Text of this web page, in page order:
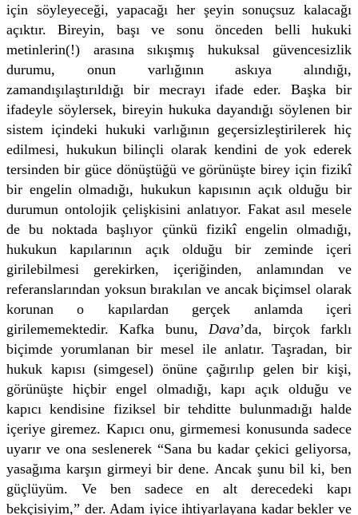
için söyleyeceği, yapacağı her şeyin sonuçsuz kalacağı
açıktır. Bireyin, başı ve sonu önceden belli hukuki
metinlerin(!) arasına sıkışmış hukuksal güvencesizlik
durumu, onun varlığının askıya alındığı,
zamandışılaştırıldığı bir mecrayı ifade eder. Başka bir
ifadeyle söylersek, bireyin hukuka dayandığı söylenen bir
sistem içindeki hukuki varlığının geçersizleştirilerek hiç
edilmesi, hukukun bilinçli olarak kendini de yok ederek
tersinden bir güce dönüştüğü ve görünüşte birey için fizikî
bir engelin olmadığı, hukukun kapısının açık olduğu bir
durumun ontolojik çelişkisini anlatıyor. Fakat asıl mesele
de bu noktada başlıyor çünkü fizikî engelin olmadığı,
hukukun kapılarının açık olduğu bir zeminde içeri
girilebilmesi gerekirken, içeriğinden, anlamından ve
referanslarından yoksun bırakılan ve ancak biçimsel olarak
korunan o kapılardan gerçek anlamda içeri
girilememektedir. Kafka bunu, Dava’da, birçok farklı
biçimde yorumlanan bir mesel ile anlatır. Taşradan, bir
hukuk kapısı (simgesel) önüne çağırılıp gelen bir kişi,
görünüşte hiçbir engel olmadığı, kapı açık olduğu ve
kapıcı kendisine fiziksel bir tehditte bulunmadığı halde
içeriye giremez. Kapıcı onu, girmemesi konusunda sadece
uyarır ve ona seslenerek “Sana bu kadar çekici geliyorsa,
yasağıma karşın girmeyi bir dene. Ancak şunu bil ki, ben
güçlüyüm. Ve ben sadece en alt derecedeki kapı
bekçisiyim,” der. Adam iyice ihtiyarlayana kadar bekler ve